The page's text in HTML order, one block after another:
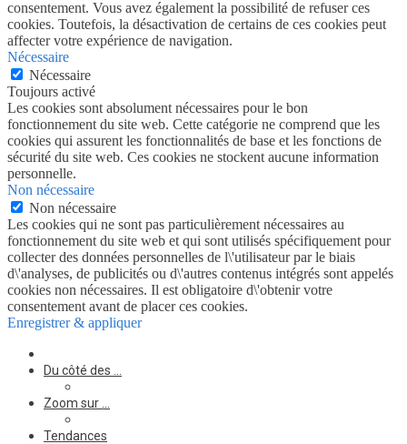
consentement. Vous avez également la possibilité de refuser ces
cookies. Toutefois, la désactivation de certains de ces cookies peut
affecter votre expérience de navigation.
Nécessaire
Nécessaire
Toujours activé
Les cookies sont absolument nécessaires pour le bon
fonctionnement du site web. Cette catégorie ne comprend que les
cookies qui assurent les fonctionnalités de base et les fonctions de
sécurité du site web. Ces cookies ne stockent aucune information
personnelle.
Non nécessaire
Non nécessaire
Les cookies qui ne sont pas particulièrement nécessaires au
fonctionnement du site web et qui sont utilisés spécifiquement pour
collecter des données personnelles de l\'utilisateur par le biais
d\'analyses, de publicités ou d\'autres contenus intégrés sont appelés
cookies non nécessaires. Il est obligatoire d\'obtenir votre
consentement avant de placer ces cookies.
Enregistrer & appliquer
Du côté des …
Zoom sur …
Tendances